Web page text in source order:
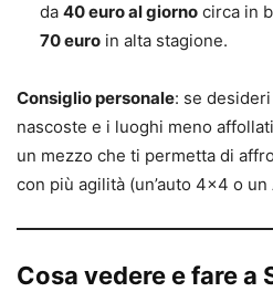
da 40 euro al giorno circa in
70 euro in alta stagione.
Consiglio personale: se
nascoste e i luoghi meno
un mezzo che ti permetta di
con più agilità (un’auto 4×4 o un
Cosa vedere e fare a